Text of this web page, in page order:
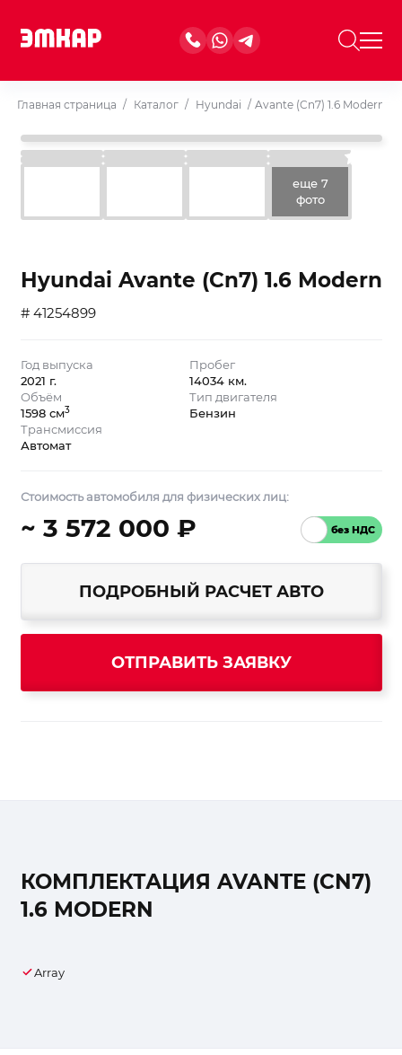
Главная страница / Каталог / Hyundai / Avante (Cn7) 1.6 Modern
еще 7
фото
Hyundai Avante (Cn7) 1.6 Modern
# 41254899
Год выпуска
2021 г.
Пробег
14034 км.
Объём
1598 см3
Тип двигателя
Бензин
Трансмиссия
Автомат
Стоимость автомобиля для физических лиц:
~ 3 572 000 ₽
ПОДРОБНЫЙ РАСЧЕТ АВТО
ОТПРАВИТЬ ЗАЯВКУ
КОМПЛЕКТАЦИЯ AVANTE (CN7)
1.6 MODERN
Array